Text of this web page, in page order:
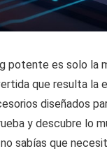
potente es solo la
que resulta la
diseñados
y descubre lo
sabías que